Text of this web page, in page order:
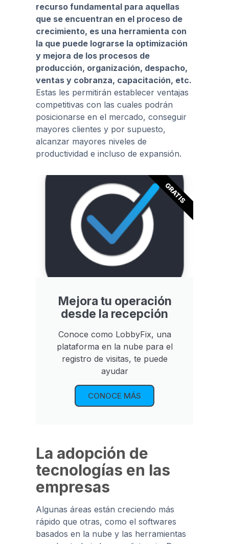
recurso fundamental para aquellas
que se encuentran en el proceso de
crecimiento, es una herramienta con
la que puede lograrse la optimización
y mejora de los procesos de
producción, organización, despacho,
ventas y cobranza, capacitación, etc.
Estas les permitirán establecer ventajas
competitivas con las cuales podrán
posicionarse en el mercado, conseguir
mayores clientes y por supuesto,
alcanzar mayores niveles de
productividad e incluso de expansión.
Mejora tu operación
desde la recepción
Conoce como LobbyFix, una
plataforma en la nube para el
registro de visitas, te puede
ayudar
CONOCE MÁS
GRATIS
La adopción de
tecnologías en las
empresas
Algunas áreas están creciendo más
rápido que otras, como el softwares
basados en la nube y las herramientas